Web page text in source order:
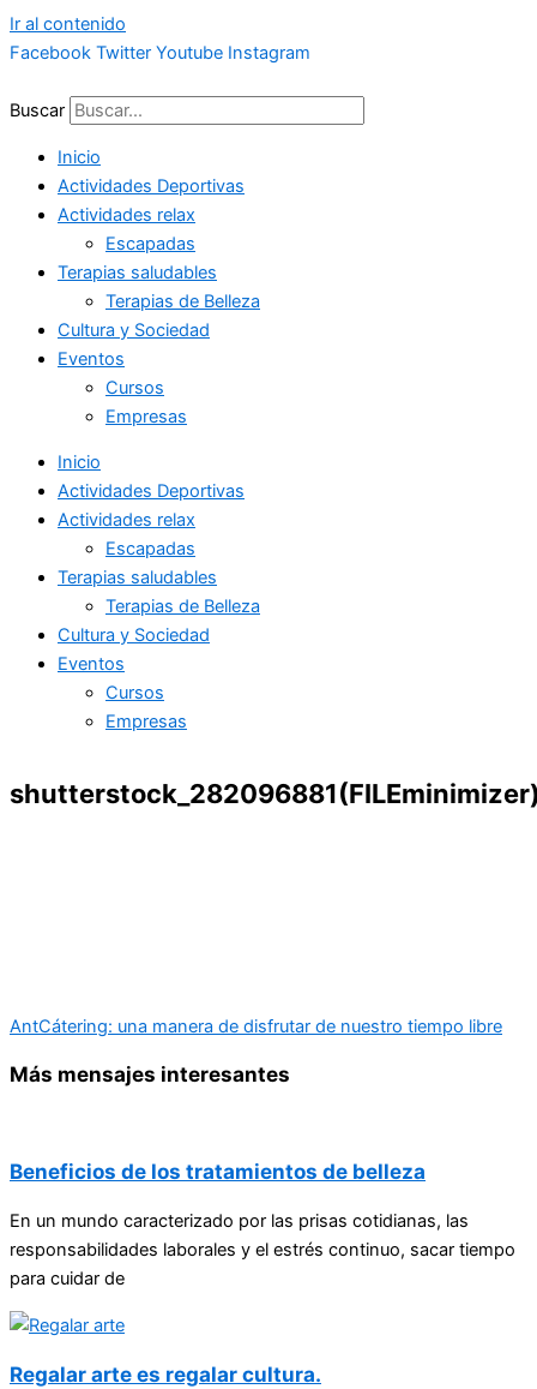
Ir al contenido
Facebook Twitter Youtube Instagram
Buscar
Inicio
Actividades Deportivas
Actividades relax
Escapadas
Terapias saludables
Terapias de Belleza
Cultura y Sociedad
Eventos
Cursos
Empresas
Inicio
Actividades Deportivas
Actividades relax
Escapadas
Terapias saludables
Terapias de Belleza
Cultura y Sociedad
Eventos
Cursos
Empresas
AntCátering: una manera de disfrutar de nuestro tiempo libre
Más mensajes interesantes
Beneficios de los tratamientos de belleza
En un mundo caracterizado por las prisas cotidianas, las
responsabilidades laborales y el estrés continuo, sacar tiempo
para cuidar de
Regalar arte es regalar cultura.